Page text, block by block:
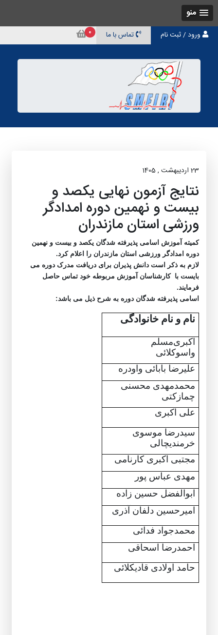
منو
ورود / ثبت نام تماس با ما 0
23 ارديبهشت , 1405
نتایج آزمون نهایی یکصد و
بیست و نهمین دوره امدادگر
ورزشی استان مازندران
کمیته آموزش اسامی پذیرفته شدگان یکصد و بیست و نهمین
دوره امدادگر ورزشی استان مازندران را اعلام کرد.
لازم به ذکر است دانش پذیران برای دریافت مدرک دوره می
بایست با کارشناسان آموزش مربوطه خود تماس حاصل
فرمایند.
اسامی پذیرفته شدگان دوره به شرح ذیل می باشد:
نام و نام خانوادگی
مسلماکبری
واسوکلائی
علیرضا بابائی واودره
محمدمهدی محسنی
چمازکتی
علی اکبری
سیدرضا موسوی
خرمندیچالی
مجتبی اکبری کارنامی
مهدی عباس پور
ابوالفضل حسین زاده
امیرحسین دلفان آذری
محمدجواد فدائی
احمدرضا اسحاقی
حامد اولادی قادیکلائی